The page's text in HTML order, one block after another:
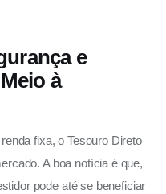
e
à
fixa, o Tesouro Direto
A boa notícia é que,
pode até se beneficiar